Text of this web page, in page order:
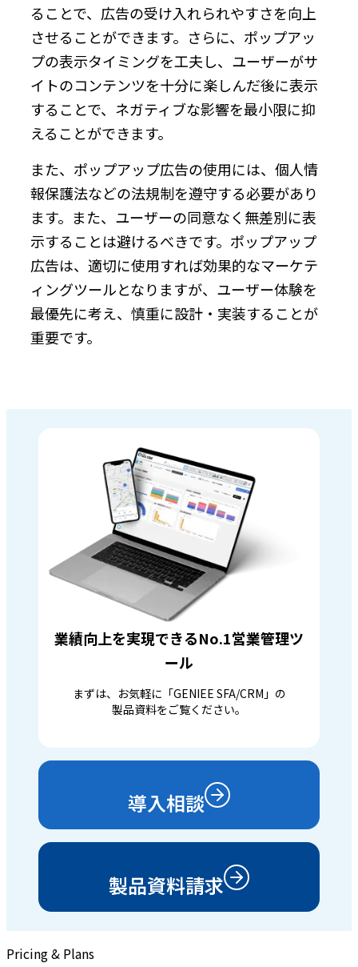
ることで、広告の受け入れられやすさを向上
させることができます。さらに、ポップアッ
プの表示タイミングを工夫し、ユーザーがサ
イトのコンテンツを十分に楽しんだ後に表示
することで、ネガティブな影響を最小限に抑
えることができます。
また、ポップアップ広告の使用には、個人情
報保護法などの法規制を遵守する必要があり
ます。また、ユーザーの同意なく無差別に表
示することは避けるべきです。ポップアップ
広告は、適切に使用すれば効果的なマーケテ
ィングツールとなりますが、ユーザー体験を
最優先に考え、慎重に設計・実装することが
重要です。
業績向上を実現できるNo.1営業管理ツ
ール
まずは、お気軽に「GENIEE SFA/CRM」の
製品資料をご覧ください。
導入相談
製品資料請求
Pricing & Plans